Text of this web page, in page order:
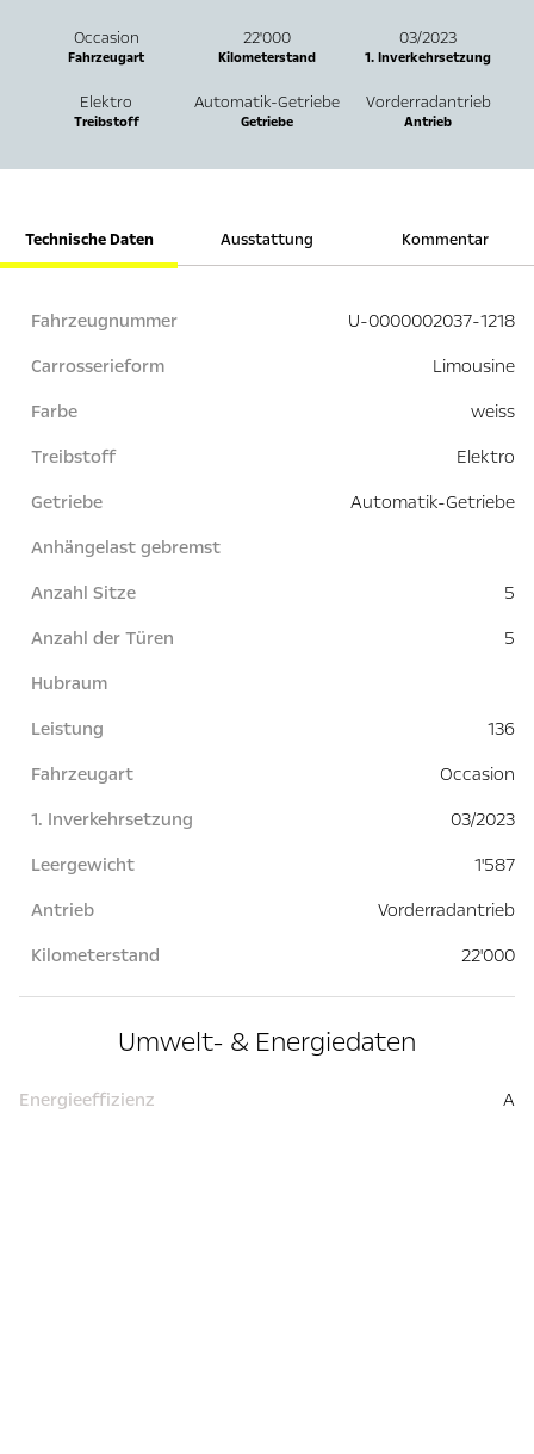
Occasion
Fahrzeugart
22'000
Kilometerstand
03/2023
1. Inverkehrsetzung
Elektro
Treibstoff
Automatik-Getriebe
Getriebe
Vorderradantrieb
Antrieb
Technische Daten Ausstattung Kommentar
Fahrzeugnummer
U-0000002037-1218
Carrosserieform
Limousine
Farbe
weiss
Treibstoff
Elektro
Getriebe
Automatik-Getriebe
Anhängelast gebremst
Anzahl Sitze
5
Anzahl der Türen
5
Hubraum
Leistung
136
Fahrzeugart
Occasion
1. Inverkehrsetzung
03/2023
Leergewicht
1'587
Antrieb
Vorderradantrieb
Kilometerstand
22'000
Umwelt- & Energiedaten
Energieeffizienz A